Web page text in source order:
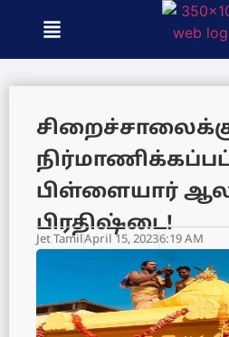
பிள்ளையார்
பிரதிஷ்டை!
Jet TamilApril 15, 20236:19 AM